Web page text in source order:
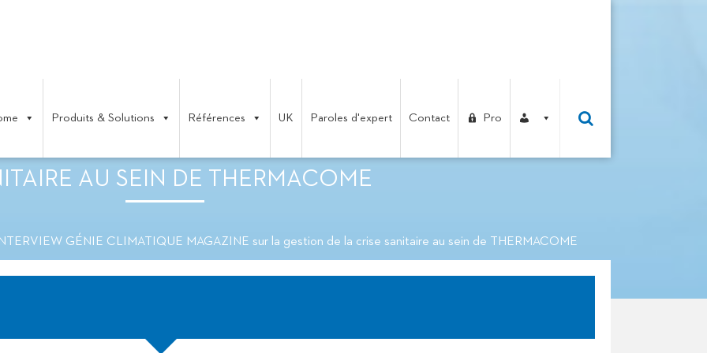
Produits & Solutions Références UK Paroles d'expert Contact Pro
AU SEIN DE THERMACOME
GÉNIE CLIMATIQUE MAGAZINE sur la gestion de la crise sanitaire au sein de THERMACOME